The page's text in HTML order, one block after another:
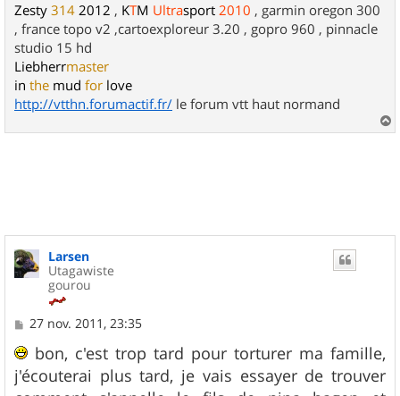
Zesty 314 2012 , KTM Ultrasport 2010 , garmin oregon 300
, france topo v2 ,cartoexploreur 3.20 , gopro 960 , pinnacle
studio 15 hd
Liebherrmaster
in the mud for love
http://vtthn.forumactif.fr/ le forum vtt haut normand
a
Larsen
Utagawiste
gourou
M
s
s
a
27 nov. 2011, 23:35
bon, c'est trop tard pour torturer ma famille,
j'écouterai plus tard, je vais essayer de trouver